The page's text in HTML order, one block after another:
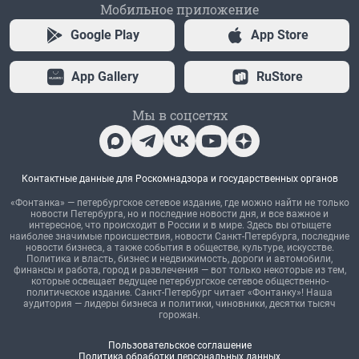
Мобильное приложение
Google Play App Store
App Gallery RuStore
Мы в соцсетях
Контактные данные для Роскомнадзора и государственных органов
«Фонтанка» — петербургское сетевое издание, где можно найти не только
новости Петербурга, но и последние новости дня, и все важное и
интересное, что происходит в России и в мире. Здесь вы отыщете
наиболее значимые происшествия, новости Санкт-Петербурга, последние
новости бизнеса, а также события в обществе, культуре, искусстве.
Политика и власть, бизнес и недвижимость, дороги и автомобили,
финансы и работа, город и развлечения — вот только некоторые из тем,
которые освещает ведущее петербургское сетевое общественно-
политическое издание. Санкт-Петербург читает «Фонтанку»! Наша
аудитория — лидеры бизнеса и политики, чиновники, десятки тысяч
горожан.
Пользовательское соглашение